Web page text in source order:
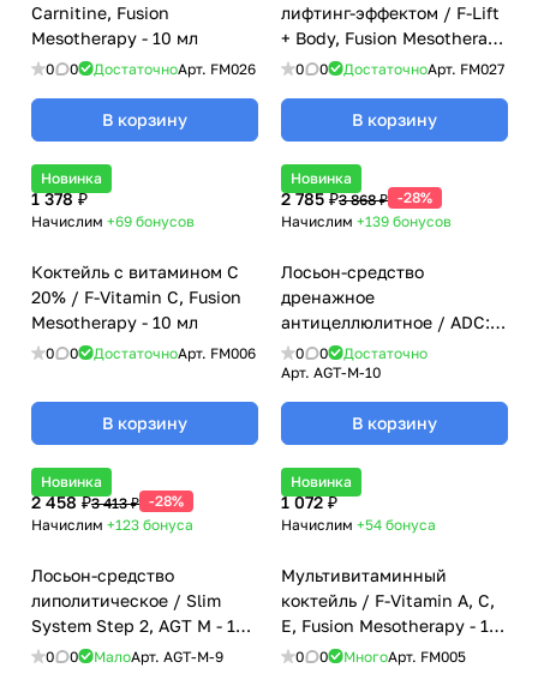
Carnitine, Fusion
Mesotherapy - 10 мл
0 0 ДостаточноАрт. FM026
В корзину
лифтинг-эффектом / F-Lift
+ Body, Fusion Mesotherapy
- 10 мл
0 0 ДостаточноАрт. FM027
В корзину
Новинка
1 378 ₽
Начислим +69 бонусов
Коктейль с витамином С
20% / F-Vitamin C, Fusion
Mesotherapy - 10 мл
0 0 ДостаточноАрт. FM006
В корзину
Новинка
2 785 ₽3 868 ₽ -28%
Начислим +139 бонусов
Лосьон-средство
дренажное
антицеллюлитное / ADC:
Anticellulite & Drainage
Cocktail, AGT M - 10 мл
0 0
Достаточно
Арт. AGT-M-10
В корзину
Новинка
2 458 ₽3 413 ₽ -28%
Начислим +123 бонуса
Лосьон-средство
липолитическое / Slim
System Step 2, AGT M - 10
мл
0 0 МалоАрт. AGT-M-9
Новинка
1 072 ₽
Начислим +54 бонуса
Мультивитаминный
коктейль / F-Vitamin A, C,
E, Fusion Mesotherapy - 10
мл
0 0 МногоАрт. FM005